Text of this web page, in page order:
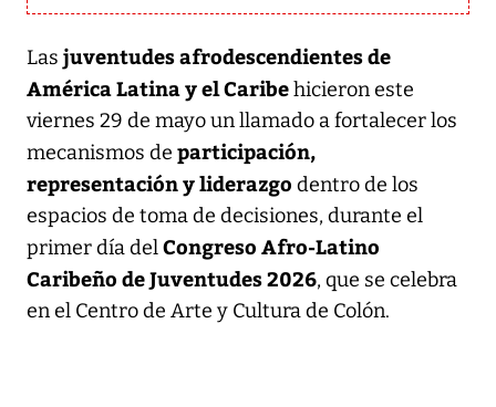
Las juventudes afrodescendientes de
América Latina y el Caribehicieron este
viernes 29 de mayo un llamado a fortalecer los
mecanismos de participación,
representación y liderazgo dentro de los
espacios de toma de decisiones, durante el
primer día delCongreso Afro-Latino
Caribeño de Juventudes 2026, que se celebra
en el Centro de Arte y Cultura de Colón.